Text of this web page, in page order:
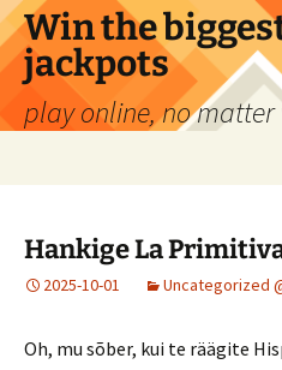
Liigu
sisu
juurde
Win the
jackpots
play online, no
Hankige La
2025-10-01 Uncategorized
Oh, mu sõber, kui te räägite